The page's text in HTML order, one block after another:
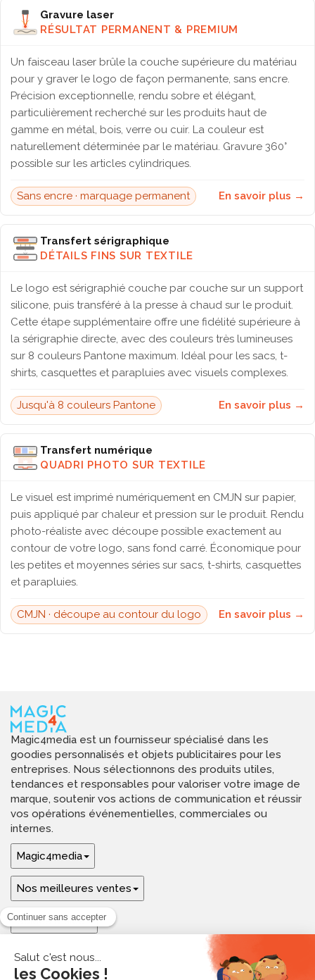
Gravure laser
RÉSULTAT PERMANENT & PREMIUM
Un faisceau laser brûle la couche supérieure du matériau
pour y graver le logo de façon permanente, sans encre.
Précision exceptionnelle, rendu sobre et élégant,
particulièrement recherché sur les produits haut de
gamme en métal, bois, verre ou cuir. La couleur est
naturellement déterminée par le matériau. Gravure 360°
possible sur les articles cylindriques.
Sans encre · marquage permanent En savoir plus →
Transfert sérigraphique
DÉTAILS FINS SUR TEXTILE
Le logo est sérigraphié couche par couche sur un support
silicone, puis transféré à la presse à chaud sur le produit.
Cette étape supplémentaire offre une fidélité supérieure à
la sérigraphie directe, avec des couleurs très lumineuses
sur 8 couleurs Pantone maximum. Idéal pour les sacs, t-
shirts, casquettes et parapluies avec visuels complexes.
Jusqu'à 8 couleurs Pantone En savoir plus →
Transfert numérique
QUADRI PHOTO SUR TEXTILE
Le visuel est imprimé numériquement en CMJN sur papier,
puis appliqué par chaleur et pression sur le produit. Rendu
photo-réaliste avec découpe possible exactement au
contour de votre logo, sans fond carré. Économique pour
les petites et moyennes séries sur sacs, t-shirts, casquettes
et parapluies.
CMJN · découpe au contour du logo En savoir plus →
Magic4media est un fournisseur spécialisé dans les
goodies personnalisés et objets publicitaires pour les
entreprises. Nous sélectionnons des produits utiles,
tendances et responsables pour valoriser votre image de
marque, soutenir vos actions de communication et réussir
vos opérations événementielles, commerciales ou
internes.
Magic4media
Nos meilleures ventes
Guides & aide
Ressources & inspirations